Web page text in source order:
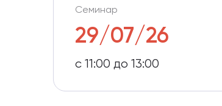
Семинар
29/07/26
с 11:00 до 13:00